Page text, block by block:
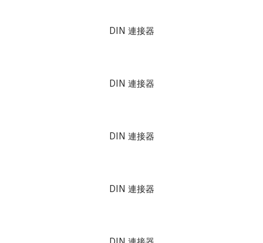
DIN 連接器
DIN 連接器
DIN 連接器
DIN 連接器